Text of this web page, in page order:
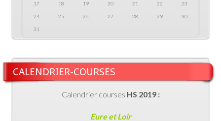
17 18 19 20 21 22 23
24 25 26 27 28 29 30
31
CALENDRIER-COURSES
Calendrier courses HS 2019 :
Eure et Loir